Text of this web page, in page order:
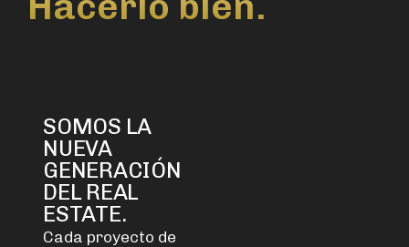
SOMOS LA
NUEVA
GENERACIÓN
DEL REAL
ESTATE.
Cada proyecto de